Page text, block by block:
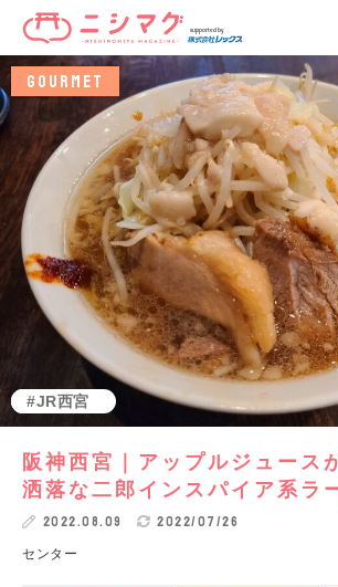
阪神西宮
グルメ
JR西宮
GOURMET
阪神西宮｜アップルジュース
洒落な二郎インスパイア系ラ
2022.08.09 2022/07/26
センター